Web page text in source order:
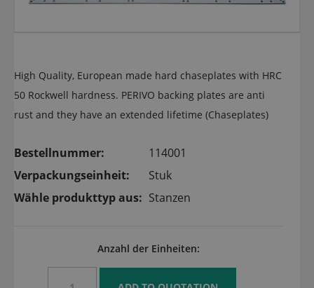
High Quality, European made hard chaseplates with HRC
50 Rockwell hardness. PERIVO backing plates are anti
rust and they have an extended lifetime (Chaseplates)
Bestellnummer:
114001
Verpackungseinheit:
Stuk
Wähle produkttyp aus: Stanzen
Anzahl der Einheiten: